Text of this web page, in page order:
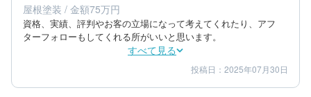
築年数：14年
屋根塗装 / 金額75万円
資格、実績、評判やお客の立場になって考えてくれたり、アフ
ターフォローもしてくれる所がいいと思います。
すべて見る
金額感 5
担当者 5
投稿日：2025年07月30日